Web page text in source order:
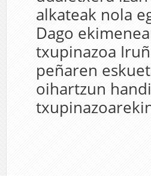
alkateak nola
Dago
txupinazoa
peñaren
oihartzun